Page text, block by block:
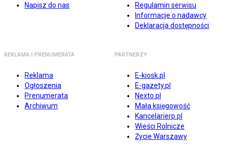
Napisz do nas
Regulamin serwisu
Informacje o nadawcy
Deklaracja dostępności
REKLAMA I PRENUMERATA
Reklama
Ogłoszenia
Prenumerata
Archiwum
PARTNERZY
E-kiosk.pl
E-gazety.pl
Nexto.pl
Mała księgowość
Kancelarierp.pl
Wieści Rolnicze
Życie Warszawy